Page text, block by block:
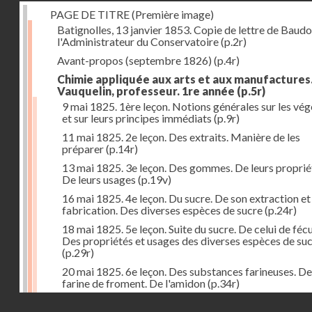
PAGE DE TITRE (Première image)
Batignolles, 13 janvier 1853. Copie de lettre de
l'Administrateur du Conservatoire(p.2r)
Avant-propos (septembre 1826) (p.4r)
Chimie appliquée aux arts et aux
Vauquelin, professeur. 1re année (p.5r)
9 mai 1825. 1ère leçon. Notions générales sur les
et sur leurs principes immédiats (p.9r)
11 mai 1825. 2e leçon. Des extraits. Manière de les
préparer(p.14r)
13 mai 1825. 3e leçon. Des gommes. De leurs
De leurs usages (p.19v)
16 mai 1825. 4e leçon. Du sucre. De son extraction et
fabrication. Des diverses espèces de sucre(p.24r)
18 mai 1825. 5e leçon. Suite du sucre. De celui de
Des propriétés et usages des diverses espèces de
(p.29r)
20 mai 1825. 6e leçon. Des substances farineuses.
farine de froment. De l'amidon(p.34r)